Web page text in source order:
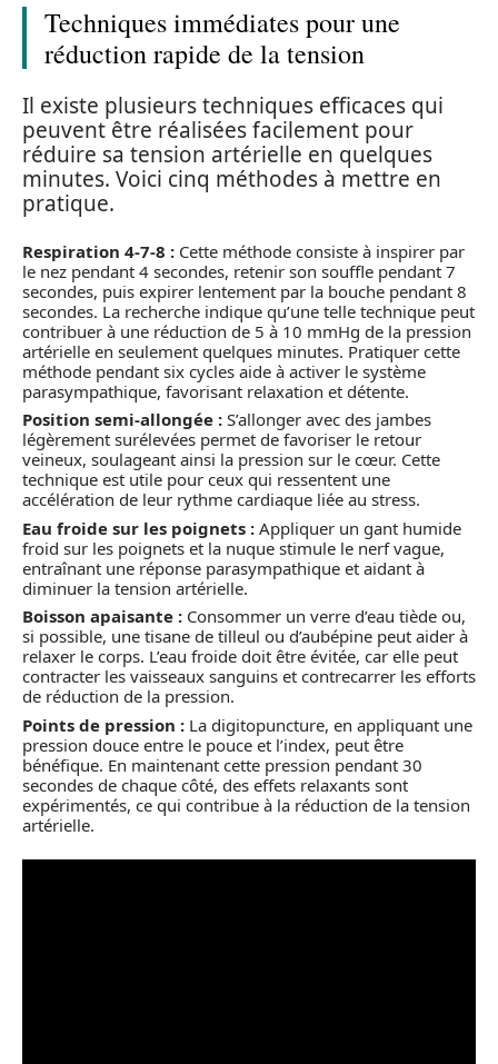
Techniques immédiates pour une
réduction rapide de la tension
Il existe plusieurs techniques efficaces qui
peuvent être réalisées facilement pour
réduire sa tension artérielle en quelques
minutes. Voici cinq méthodes à mettre en
pratique.
Respiration 4-7-8 : Cette méthode consiste à inspirer par
le nez pendant 4 secondes, retenir son souffle pendant 7
secondes, puis expirer lentement par la bouche pendant 8
secondes. La recherche indique qu’une telle technique peut
contribuer à une réduction de 5 à 10 mmHg de la pression
artérielle en seulement quelques minutes. Pratiquer cette
méthode pendant six cycles aide à activer le système
parasympathique, favorisant relaxation et détente.
Position semi-allongée : S’allonger avec des jambes
légèrement surélevées permet de favoriser le retour
veineux, soulageant ainsi la pression sur le cœur. Cette
technique est utile pour ceux qui ressentent une
accélération de leur rythme cardiaque liée au stress.
Eau froide sur les poignets : Appliquer un gant humide
froid sur les poignets et la nuque stimule le nerf vague,
entraînant une réponse parasympathique et aidant à
diminuer la tension artérielle.
Boisson apaisante : Consommer un verre d’eau tiède ou,
si possible, une tisane de tilleul ou d’aubépine peut aider à
relaxer le corps. L’eau froide doit être évitée, car elle peut
contracter les vaisseaux sanguins et contrecarrer les efforts
de réduction de la pression.
Points de pression : La digitopuncture, en appliquant une
pression douce entre le pouce et l’index, peut être
bénéfique. En maintenant cette pression pendant 30
secondes de chaque côté, des effets relaxants sont
expérimentés, ce qui contribue à la réduction de la tension
artérielle.